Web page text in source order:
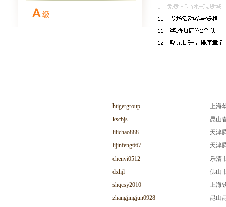
htigergroup
上海
kscbjs
昆山
lilichao888
天津
lijinfeng667
天津
chenyi0512
乐清
dxhjl
佛山
shqcsy2010
上海
zhangjingjun0928
昆山